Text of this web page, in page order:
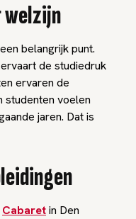
welzijn
belangrijk punt.
de studiedruk
ervaren de
studenten voelen
jaren. Dat is
Cabaretin Den